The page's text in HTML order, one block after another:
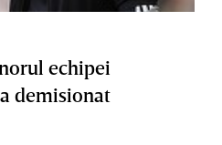
echipei
demisionat